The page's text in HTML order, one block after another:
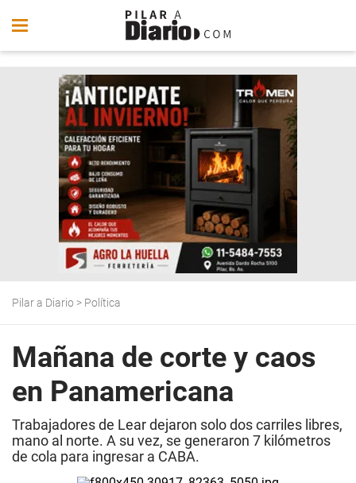
Pilar a Diario > Política
Mañana de corte y caos
en Panamericana
Trabajadores de Lear dejaron solo dos carriles libres,
mano al norte. A su vez, se generaron 7 kilómetros
de cola para ingresar a CABA.